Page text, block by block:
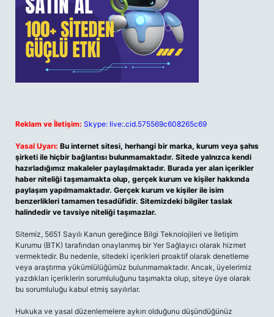
Reklam ve İletişim: Skype: live:.cid.575569c608265c69
Yasal Uyarı: Bu internet sitesi, herhangi bir marka, kurum veya şahıs
şirketi ile hiçbir bağlantısı bulunmamaktadır. Sitede yalnızca kendi
hazırladığımız makaleler paylaşılmaktadır. Burada yer alan içerikler
haber niteliği taşımamakta olup, gerçek kurum ve kişiler hakkında
paylaşım yapılmamaktadır. Gerçek kurum ve kişiler ile isim
benzerlikleri tamamen tesadüfidir. Sitemizdeki bilgiler taslak
halindedir ve tavsiye niteliği taşımazlar.
Sitemiz, 5651 Sayılı Kanun gereğince Bilgi Teknolojileri ve İletişim
Kurumu (BTK) tarafından onaylanmış bir Yer Sağlayıcı olarak hizmet
vermektedir. Bu nedenle, sitedeki içerikleri proaktif olarak denetleme
veya araştırma yükümlülüğümüz bulunmamaktadır. Ancak, üyelerimiz
yazdıkları içeriklerin sorumluluğunu taşımakta olup, siteye üye olarak
bu sorumluluğu kabul etmiş sayılırlar.
Hukuka ve yasal düzenlemelere aykırı olduğunu düşündüğünüz